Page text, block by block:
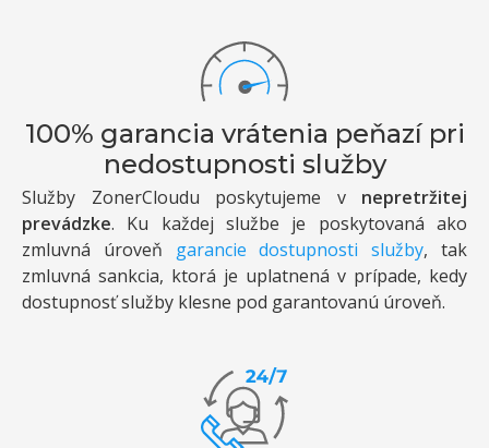
100% garancia vrátenia peňazí pri
nedostupnosti služby
Služby ZonerCloudu poskytujeme v nepretržitej
prevádzke. Ku každej službe je poskytovaná ako
zmluvná úroveň garancie dostupnosti služby, tak
zmluvná sankcia, ktorá je uplatnená v prípade, kedy
dostupnosť služby klesne pod garantovanú úroveň.